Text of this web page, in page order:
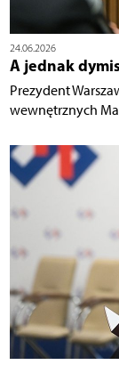
24.06.2026
A jednak
Prezydent
wewnętrznych